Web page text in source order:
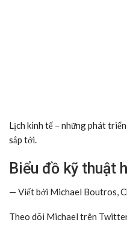
Lịch kinh tế – những phát
sắp tới.
Biểu đồ kỹ thuật
— Viết bởi Michael Boutros,
Theo dõi Michael trên